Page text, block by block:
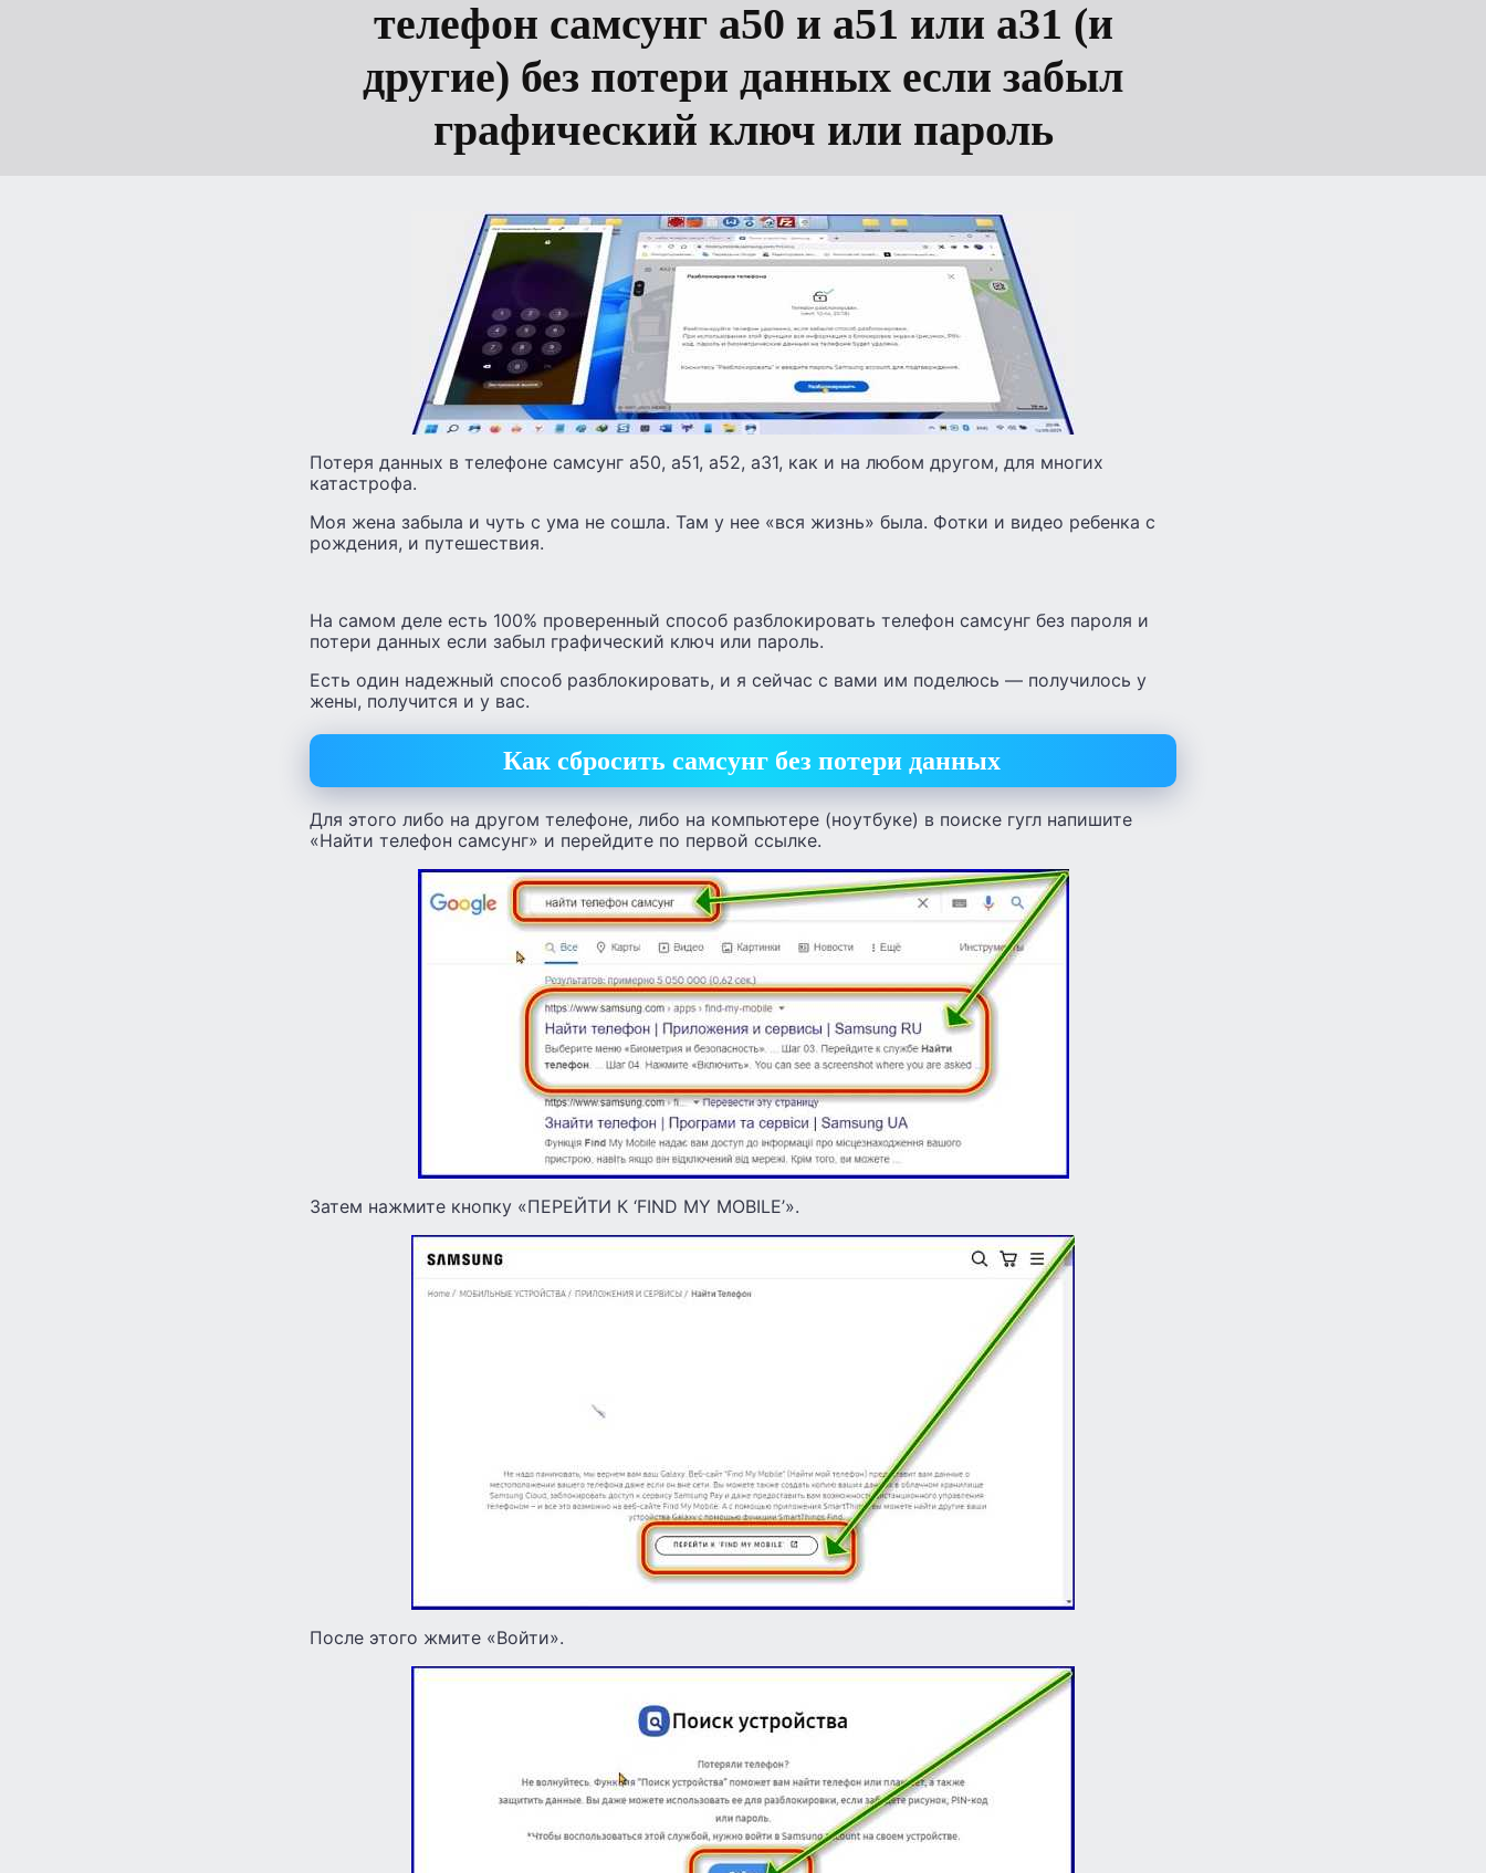
телефон самсунг а50 и а51 или а31 (и
другие) без потери данных если забыл
графический ключ или пароль
Потеря данных в телефоне самсунг а50, а51, а52, а31, как и на любом другом, для многих
катастрофа.
Моя жена забыла и чуть с ума не сошла. Там у нее «вся жизнь» была. Фотки и видео ребенка с
рождения, и путешествия.
На самом деле есть 100% проверенный способ разблокировать телефон самсунг без пароля и
потери данных если забыл графический ключ или пароль.
Есть один надежный способ разблокировать, и я сейчас с вами им поделюсь — получилось у
жены, получится и у вас.
Как сбросить самсунг без потери данных
Для этого либо на другом телефоне, либо на компьютере (ноутбуке) в поиске гугл напишите
«Найти телефон самсунг» и перейдите по первой ссылке.
Затем нажмите кнопку «ПЕРЕЙТИ К ‘FIND MY MOBILE’».
После этого жмите «Войти».